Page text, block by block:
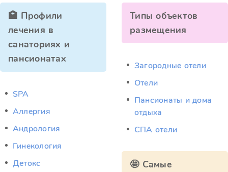
🏥 Профили
лечения в
санаториях и
пансионатах
SPA
Аллергия
Андрология
Гинекология
Детокс
Типы объектов
размещения
Загородные отели
Отели
Пансионаты и дома
отдыха
СПА отели
🤩 Самые